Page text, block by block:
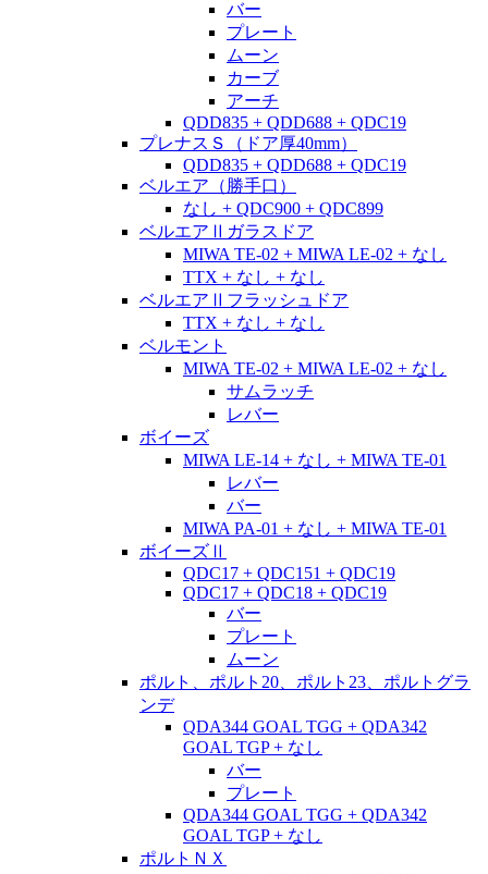
バー
プレート
ムーン
カーブ
アーチ
QDD835 + QDD688 + QDC19
プレナスＳ（ドア厚40mm）
QDD835 + QDD688 + QDC19
ベルエア（勝手口）
なし + QDC900 + QDC899
ベルエアⅡガラスドア
MIWA TE-02 + MIWA LE-02 + なし
TTX + なし + なし
ベルエアⅡフラッシュドア
TTX + なし + なし
ベルモント
MIWA TE-02 + MIWA LE-02 + なし
サムラッチ
レバー
ボイーズ
MIWA LE-14 + なし + MIWA TE-01
レバー
バー
MIWA PA-01 + なし + MIWA TE-01
ボイーズⅡ
QDC17 + QDC151 + QDC19
QDC17 + QDC18 + QDC19
バー
プレート
ムーン
ポルト、ポルト20、ポルト23、ポルトグラ
ンデ
QDA344 GOAL TGG + QDA342
GOAL TGP + なし
バー
プレート
QDA344 GOAL TGG + QDA342
GOAL TGP + なし
ポルトＮＸ